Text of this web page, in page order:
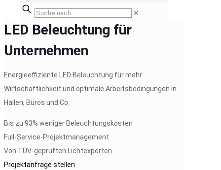
✕
LED Beleuchtung für
Unternehmen
Energieeffiziente LED Beleuchtung für mehr
Wirtschaftlichkeit und optimale Arbeitsbedingungen in
Hallen, Büros und Co.
Bis zu 93% weniger Beleuchtungskosten
Full-Service-Projektmanagement
Von TÜV-geprüften Lichtexperten
Projektanfrage stellen